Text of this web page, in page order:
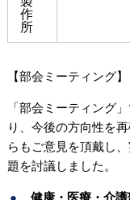
作
所
【部会ミーティング】
「部会ミーティング
り、今後の方向性を
らもご意見を頂戴し
題を討議しました。